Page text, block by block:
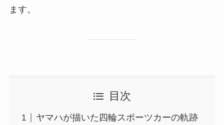
ます。
目次
ヤマハが描いた四輪スポーツカーの軌跡